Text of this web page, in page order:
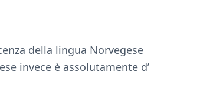
della lingua Norvegese
invece è assolutamente d’